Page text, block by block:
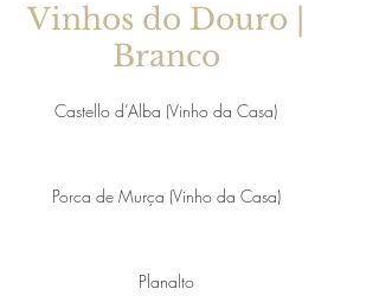
Vinhos do Douro |
Branco
Castello d’Alba (Vinho da Casa)
Porca de Murça (Vinho da Casa)
Planalto